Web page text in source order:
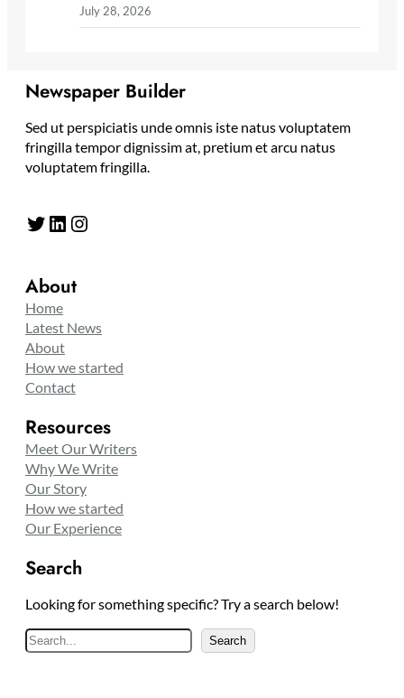
July 28, 2026
Newspaper Builder
Sed ut perspiciatis unde omnis iste natus voluptatem
fringilla tempor dignissim at, pretium et arcu natus
voluptatem fringilla.
Twitter LinkedIn Instagram
About
Home
Latest News
About
How we started
Contact
Resources
Meet Our Writers
Why We Write
Our Story
How we started
Our Experience
Search
Looking for something specific? Try a search below!
S
e
Search